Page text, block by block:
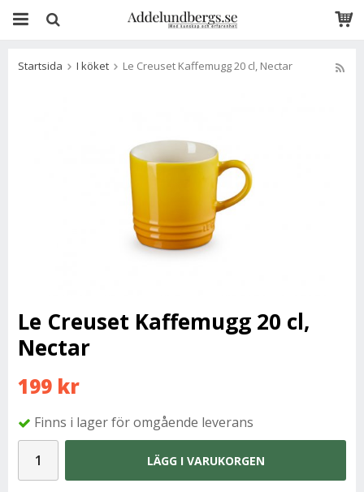
Startsida I köket Le Creuset Kaffemugg 20 cl, Nectar
Le Creuset Kaffemugg 20 cl,
Nectar
199 kr
Finns i lager för omgående leverans
LÄGG I VARUKORGEN